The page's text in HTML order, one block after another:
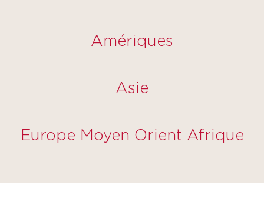
Amériques
Asie
Europe Moyen Orient Afrique